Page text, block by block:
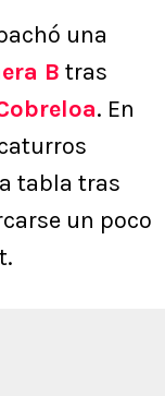
una
B tras
. En
tabla tras
un poco